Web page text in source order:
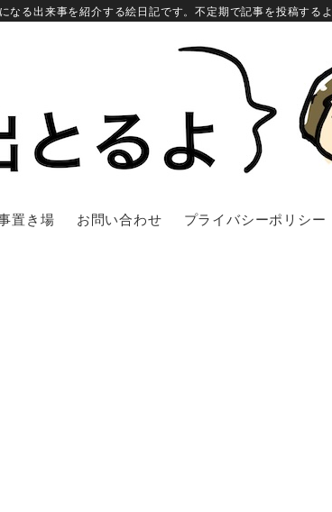
なる出来事を紹介する絵日記です。不定期で記事を投稿するよ
置き場 お問い合わせ プライバシーポリシー